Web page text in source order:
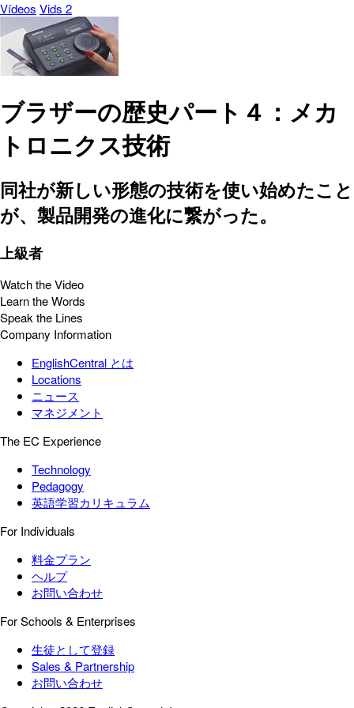
Vídeos Vids 2
ブラザーの歴史パート４：メカ
トロニクス技術
同社が新しい形態の技術を使い始めたこと
が、製品開発の進化に繋がった。
上級者
Watch the Video
Learn the Words
Speak the Lines
Company Information
EnglishCentral とは
Locations
ニュース
マネジメント
The EC Experience
Technology
Pedagogy
英語学習カリキュラム
For Individuals
料金プラン
ヘルプ
お問い合わせ
For Schools & Enterprises
生徒として登録
Sales & Partnership
お問い合わせ